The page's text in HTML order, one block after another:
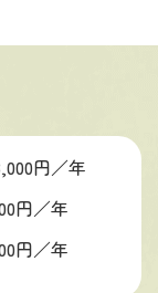
円／年
円／年
円／年